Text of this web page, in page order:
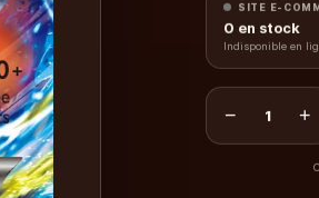
SITE E-
0 en stock
Indisponible en
− 1 +